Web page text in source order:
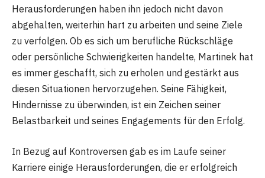
Herausforderungen haben ihn jedoch nicht davon
abgehalten, weiterhin hart zu arbeiten und seine Ziele
zu verfolgen. Ob es sich um berufliche Rückschläge
oder persönliche Schwierigkeiten handelte, Martinek hat
es immer geschafft, sich zu erholen und gestärkt aus
diesen Situationen hervorzugehen. Seine Fähigkeit,
Hindernisse zu überwinden, ist ein Zeichen seiner
Belastbarkeit und seines Engagements für den Erfolg.
In Bezug auf Kontroversen gab es im Laufe seiner
Karriere einige Herausforderungen, die er erfolgreich